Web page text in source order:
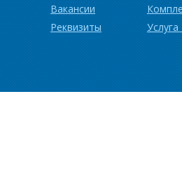
Вакансии
Реквизиты